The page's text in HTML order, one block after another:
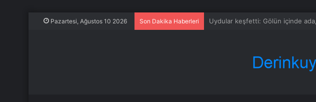
Pazartesi, Ağustos 10 2026 Son Dakika Haberleri Oyunculuğu bıraktığı iddia